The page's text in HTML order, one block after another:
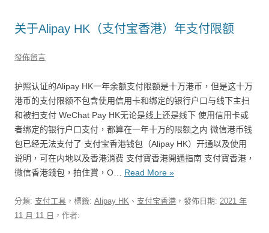
关于Alipay HK（支付宝香港）年支付限额
發佈留言
护照认证的Alipay HK一年余额支付限额是十万港币，但是这十万
港币的支付限额不包含使用信用卡和绑定的银行户口与线下主扫
和被扫支付 WeChat Pay HK无论是线上还是线下 使用信用卡或
者绑定的银行户口支付，都算在一年十万的限额之内 微信港币钱
包已经无法支付了 支付宝香港钱包（Alipay HK）开通以及使用
说明，可在内地以及香港消费 支付寶香港開通指南 支付寶香港，
微信香港錢包，拍住賞，O… Read More »
分類: 支付工具 ，標籤: Alipay HK 、 支付宝香港 ，發佈日期: 2021 年
11 月 11 日 ，作者: